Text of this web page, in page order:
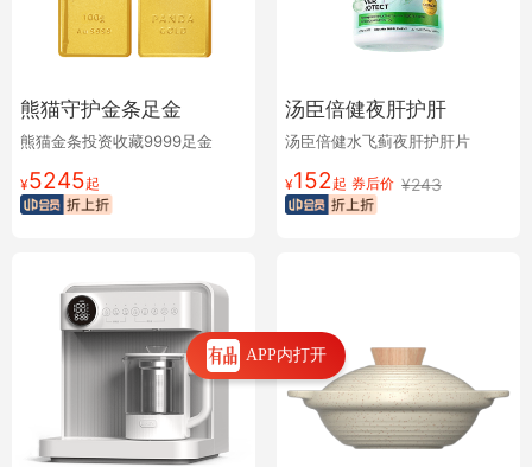
熊猫守护金条足金
熊猫金条投资收藏9999足金
¥5245起
汤臣倍健夜肝护肝
汤臣倍健水飞蓟夜肝护肝片
¥152 起 券后价 ¥243
APP内打开